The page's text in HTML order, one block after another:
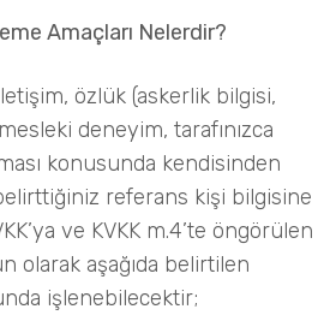
Amaçları Nelerdir?
özlük (askerlik bilgisi,
deneyim, tarafınızca
konusunda kendisinden
belirttiğiniz referans kişi bilgisine
ve KVKK m.4’te öngörülen
olarak aşağıda belirtilen
işlenebilecektir;